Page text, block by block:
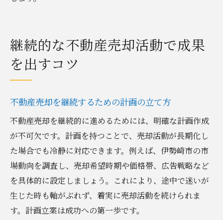
継続的な不動産売却活動で成果
を出すコツ
不動産売却を継続するための計画の立て方
不動産売却を継続的に進めるためには、明確な計画作成
が不可欠です。計画を持つことで、売却活動が長期化し
た場合でも冷静に対応できます。例えば、伊勢崎市の市
場動向を調査し、売却希望時期や価格帯、広告戦略など
を具体的に設定しましょう。これにより、途中で迷いが
生じた時も軸がぶれず、着実に売却活動を続けられま
す。計画立案は成功への第一歩です。